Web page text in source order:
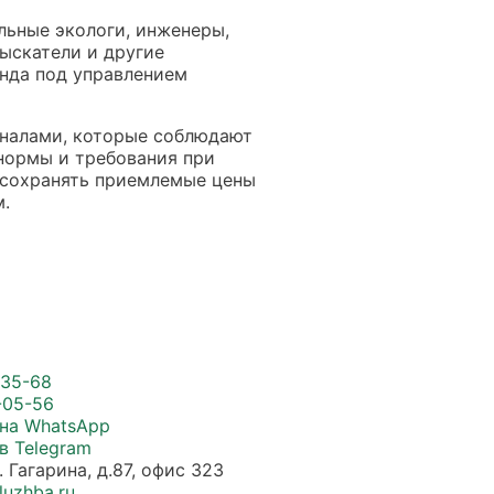
экологи, инженеры,
и другие
под управлением
которые соблюдают
и требования при
приемлемые цены
68
56
WhatsApp
Telegram
Гагарина, д.87, офис 323